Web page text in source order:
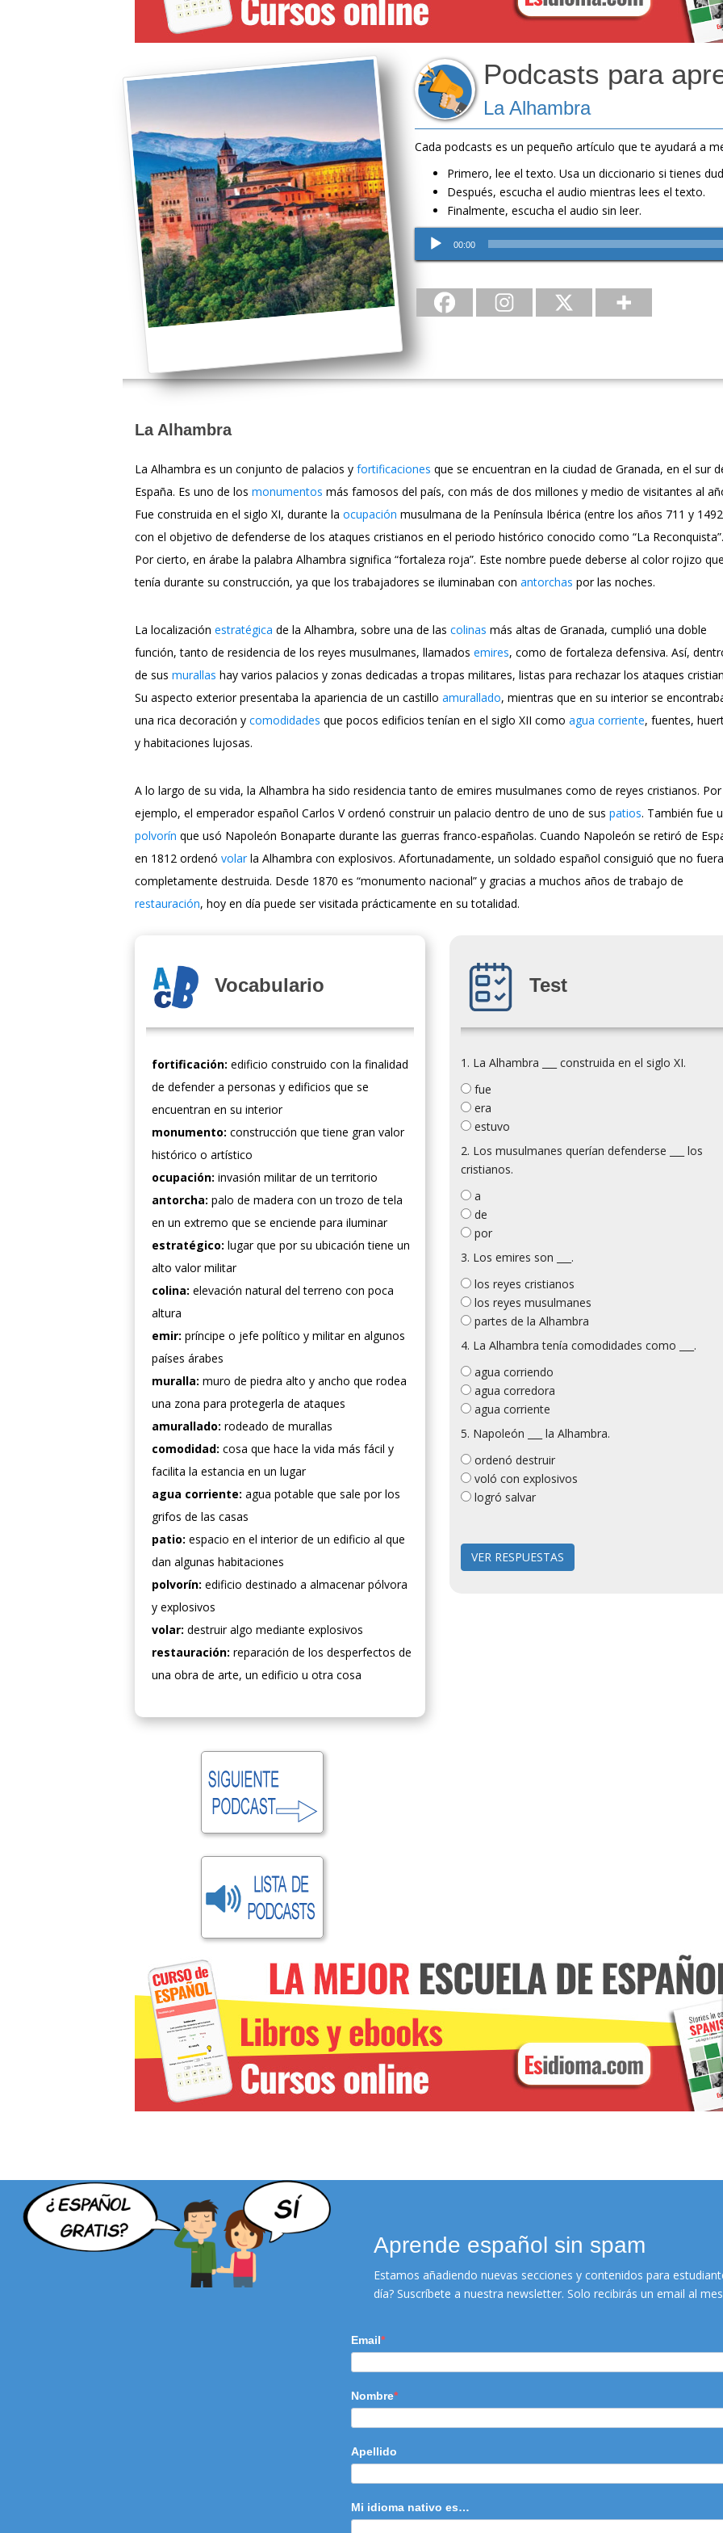
CURSO DE VERBOS
Online. Con un profesor
nativo
MÁS INFO
Podcasts para
La Alhambra
Cada podcasts es un pequeño artículo que te ayudará a
Primero, lee el texto. Usa un diccionario si tienes
Después, escucha el audio mientras lees el texto.
Finalmente, escucha el audio sin leer.
Reproductor
00:00
La Alhambra
La Alhambra es un conjunto de palacios y fortificaciones que se encuentran en la ciudad de Granada, en el sur
España. Es uno de los monumentos más famosos del país, con más de dos millones y medio de visitantes al
Fue construida en el siglo XI, durante la ocupación musulmana de la Península Ibérica (entre los años 711 y
con el objetivo de defenderse de los ataques cristianos en el periodo histórico conocido como “La Reconquista”.
Por cierto, en árabe la palabra Alhambra significa “fortaleza roja”. Este nombre puede deberse al color rojizo que
tenía durante su construcción, ya que los trabajadores se iluminaban con antorchas por las noches.
La localización estratégica de la Alhambra, sobre una de las colinas más altas de Granada, cumplió una doble
función, tanto de residencia de los reyes musulmanes, llamados emires, como de fortaleza defensiva. Así,
de sus murallas hay varios palacios y zonas dedicadas a tropas militares, listas para rechazar los ataques
Su aspecto exterior presentaba la apariencia de un castillo amurallado, mientras que en su interior se
una rica decoración y comodidades que pocos edificios tenían en el siglo XII como agua corriente, fuentes,
y habitaciones lujosas.
A lo largo de su vida, la Alhambra ha sido residencia tanto de emires musulmanes como de reyes cristianos. Por
ejemplo, el emperador español Carlos V ordenó construir un palacio dentro de uno de sus patios. También fue
polvorín que usó Napoleón Bonaparte durante las guerras franco-españolas. Cuando Napoleón se retiró de
en 1812 ordenó volarla Alhambra con explosivos. Afortunadamente, un soldado español consiguió que no fuera
completamente destruida. Desde 1870 es “monumento nacional” y gracias a muchos años de trabajo de
restauración, hoy en día puede ser visitada prácticamente en su totalidad.
Vocabulario
fortificación: edificio construido con la finalidad
de defender a personas y edificios que se
encuentran en su interior
monumento: construcción que tiene gran valor
histórico o artístico
ocupación: invasión militar de un territorio
antorcha: palo de madera con un trozo de tela
en un extremo que se enciende para iluminar
estratégico: lugar que por su ubicación tiene un
alto valor militar
colina: elevación natural del terreno con poca
altura
emir: príncipe o jefe político y militar en algunos
países árabes
muralla: muro de piedra alto y ancho que rodea
una zona para protegerla de ataques
amurallado: rodeado de murallas
comodidad: cosa que hace la vida más fácil y
facilita la estancia en un lugar
agua corriente: agua potable que sale por los
grifos de las casas
patio: espacio en el interior de un edificio al que
dan algunas habitaciones
polvorín: edificio destinado a almacenar pólvora
y explosivos
volar: destruir algo mediante explosivos
restauración: reparación de los desperfectos de
una obra de arte, un edificio u otra cosa
Test
1. La Alhambra ___ construida en el siglo XI.
fue
era
estuvo
2. Los musulmanes querían defenderse ___ los
cristianos.
a
de
por
3. Los emires son ___.
los reyes cristianos
los reyes musulmanes
partes de la Alhambra
4. La Alhambra tenía comodidades como ___.
agua corriendo
agua corredora
agua corriente
5. Napoleón ___ la Alhambra.
ordenó destruir
voló con explosivos
logró salvar
Aprende español sin spam
Estamos añadiendo nuevas secciones y contenidos para
día? Suscríbete a nuestra newsletter. Solo recibirás un email al
Email
Nombre
Apellido
Mi idioma nativo es…